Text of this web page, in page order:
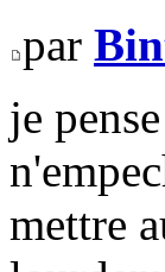
par
je
mettre